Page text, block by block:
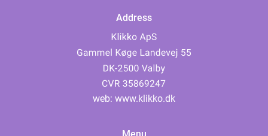
Address
web: www.klikko.dk